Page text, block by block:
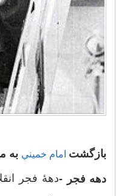
بازگشت امام خميني به
دهه فجر -